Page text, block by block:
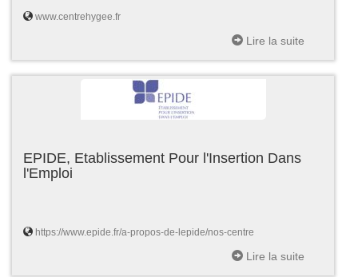
www.centrehygee.fr
Lire la suite
EPIDE, Etablissement Pour l'Insertion Dans
l'Emploi
https://www.epide.fr/a-propos-de-lepide/nos-centre
Lire la suite